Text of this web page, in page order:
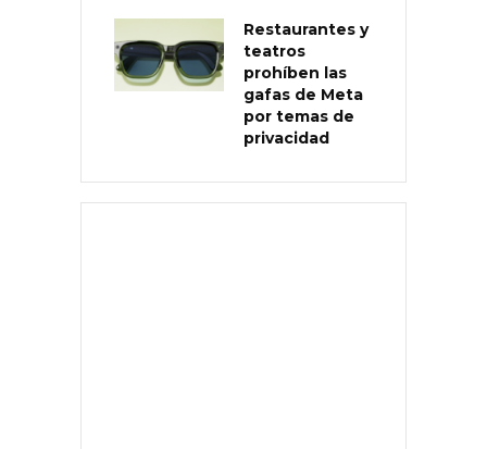
Restaurantes y
teatros
prohíben las
gafas de Meta
por temas de
privacidad